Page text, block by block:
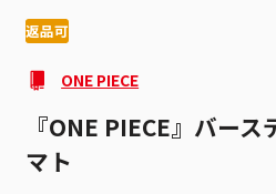
返品可
ONE PIECE
『ONE PIECE』バー
マト